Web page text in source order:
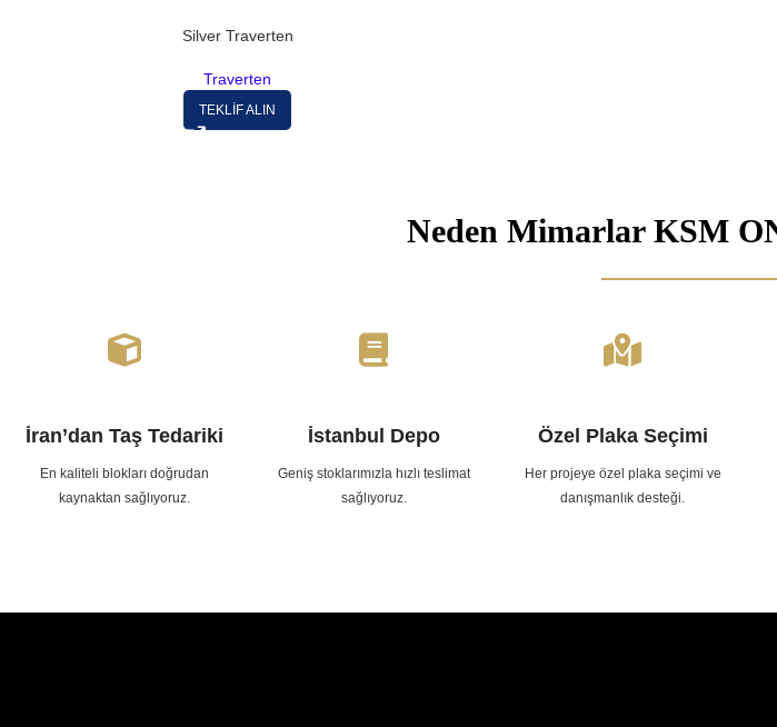
Silver Traverten
Traverten
TEKLİF ALIN
Neden Mimarlar KSM
İran’dan Taş Tedariki
En kaliteli blokları doğrudan
kaynaktan sağlıyoruz.
İstanbul Depo
Geniş stoklarımızla hızlı teslimat
sağlıyoruz.
Özel Plaka Seçimi
Her projeye özel plaka seçimi ve
danışmanlık desteği.